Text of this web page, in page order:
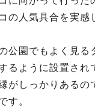
の人気具合を実感
公園でもよく見る
るように設置され
がしっかりあるの
す。